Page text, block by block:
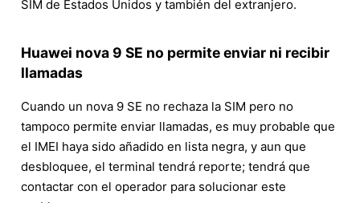
SIM de Estados Unidos y también del extranjero.
Huawei nova 9 SE no permite enviar ni recibir
llamadas
Cuando un nova 9 SE no rechaza la SIM pero no
tampoco permite enviar llamadas, es muy probable que
el IMEI haya sido añadido en lista negra, y aun que
desbloquee, el terminal tendrá reporte; tendrá que
contactar con el operador para solucionar este